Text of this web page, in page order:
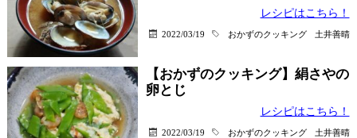
レシピはこちら！
2022/03/19 おかずのクッキング 土井善晴
【おかずのクッキング】絹さやの
卵とじ
レシピはこちら！
2022/03/19 おかずのクッキング 土井善晴